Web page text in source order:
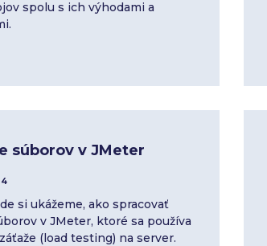
spolu s ich výhodami a
súborov v JMeter
si ukážeme, ako spracovať
v JMeter, ktoré sa používa
(load testing) na server.